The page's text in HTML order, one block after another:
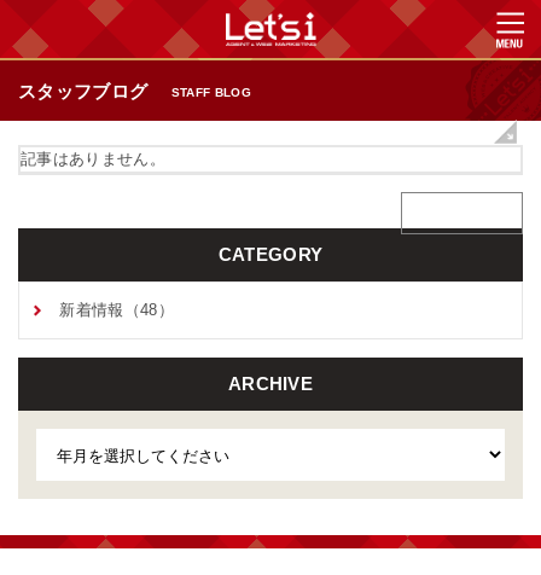
スタッフブログ STAFF BLOG
記事はありません。
CATEGORY
新着情報（48）
ARCHIVE